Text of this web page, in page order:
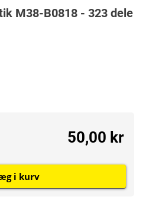
M38-B0818 - 323 dele
50,00 kr
i kurv